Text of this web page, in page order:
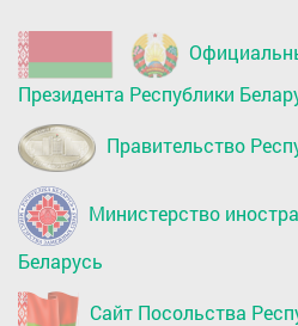
Президента Республики
Правительство
Министерство
Беларусь
Сайт Посольства